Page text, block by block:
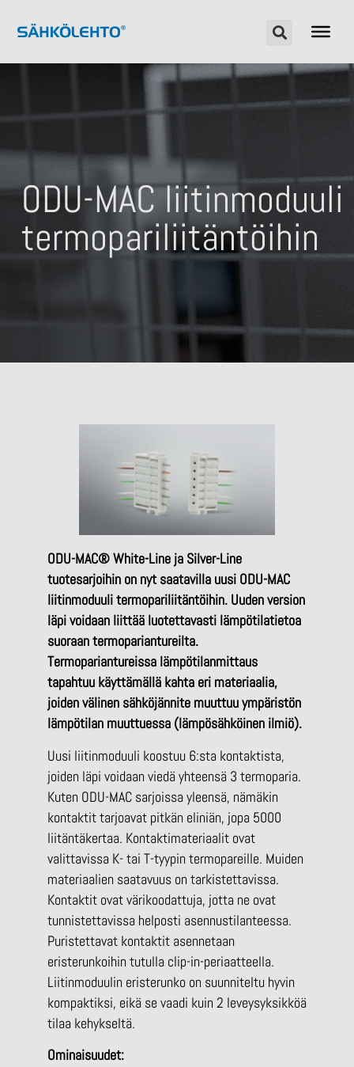
ODU-MAC liitinmoduuli
termopariliitäntöihin
ODU-MAC® White-Line ja Silver-Line
tuotesarjoihin on nyt saatavilla uusi ODU-MAC
liitinmoduuli termopariliitäntöihin. Uuden version
läpi voidaan liittää luotettavasti lämpötilatietoa
suoraan termopariantureilta.
Termopariantureissa lämpötilanmittaus
tapahtuu käyttämällä kahta eri materiaalia,
joiden välinen sähköjännite muuttuu ympäristön
lämpötilan muuttuessa (lämpösähköinen ilmiö).
Uusi liitinmoduuli koostuu 6:sta kontaktista,
joiden läpi voidaan viedä yhteensä 3 termoparia.
Kuten ODU-MAC sarjoissa yleensä, nämäkin
kontaktit tarjoavat pitkän eliniän, jopa 5000
liitäntäkertaa. Kontaktimateriaalit ovat
valittavissa K- tai T-tyypin termopareille. Muiden
materiaalien saatavuus on tarkistettavissa.
Kontaktit ovat värikoodattuja, jotta ne ovat
tunnistettavissa helposti asennustilanteessa.
Puristettavat kontaktit asennetaan
eristerunkoihin tutulla clip-in-periaatteella.
Liitinmoduulin eristerunko on suunniteltu hyvin
kompaktiksi, eikä se vaadi kuin 2 leveysyksikköä
tilaa kehykseltä.
Ominaisuudet: